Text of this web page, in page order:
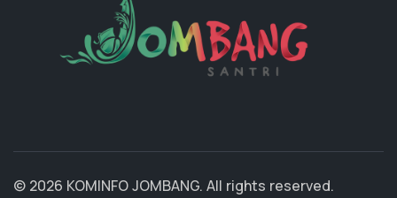
© 2026 KOMINFO JOMBANG. All rights reserved.